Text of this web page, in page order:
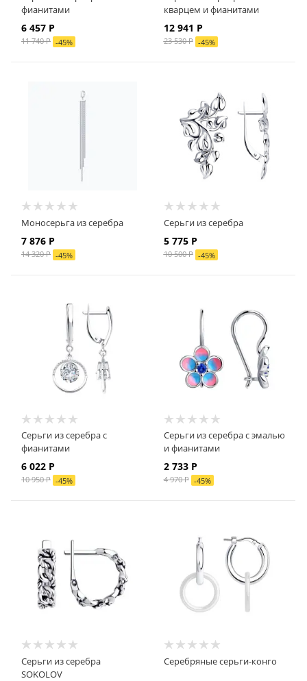
фианитами
6 457 Р
11 740Р -45%
кварцем и фианитами
12 941 Р
23 530Р -45%
Моносерьга из серебра
7 876 Р
14 320Р -45%
Серьги из серебра
5 775Р
10 500Р -45%
Серьги из серебра с
фианитами
6 022 Р
10 950Р -45%
Серьги из серебра с эмалью
и фианитами
2 733Р
4 970Р -45%
Серьги из серебра
SOKOLOV
Серебряные серьги-конго